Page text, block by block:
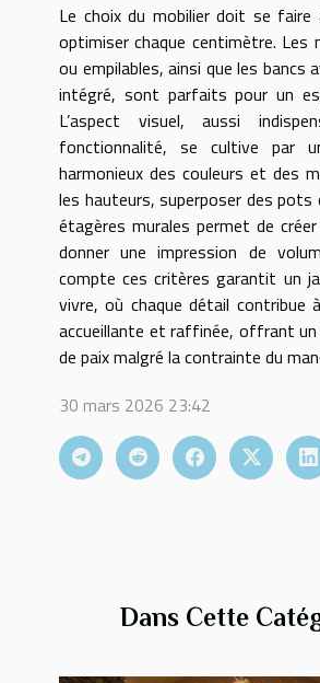
Le choix du mobilier doit se faire
optimiser chaque centimètre. Les
ou empilables, ainsi que les bancs
intégré, sont parfaits pour un
L’aspect visuel, aussi
fonctionnalité, se cultive par
harmonieux des couleurs et des
les hauteurs, superposer des pots
étagères murales permet de
donner une impression de
compte ces critères garantit un
vivre, où chaque détail contribue
accueillante et raffinée, offrant un
de paix malgré la contrainte du
30 mars 2026 23:42
Dans Cette